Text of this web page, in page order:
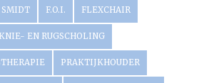
SMIDT F.O.I. FLEXCHAIR
KNIE- EN RUGSCHOLING
PRAKTIJKHOUDER